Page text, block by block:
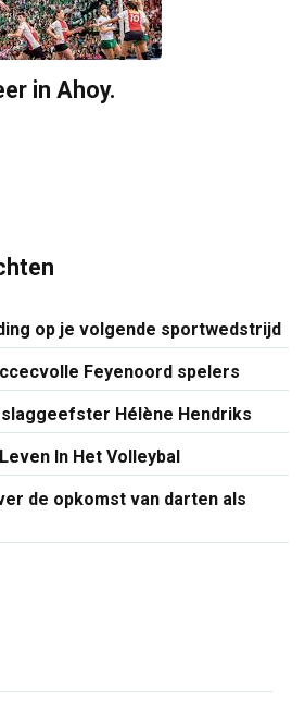
in Ahoy.
op je volgende sportwedstrijd
Feyenoord spelers
Hélène Hendriks
In Het Volleybal
de opkomst van darten als